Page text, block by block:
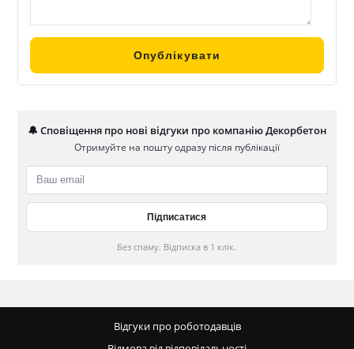
🔔 Сповіщення про нові відгуки про компанію Декорбетон
Отримуйте на пошту одразу після публікації
Без спаму. Відписка в 1 клік.
Відгуки про роботодавців